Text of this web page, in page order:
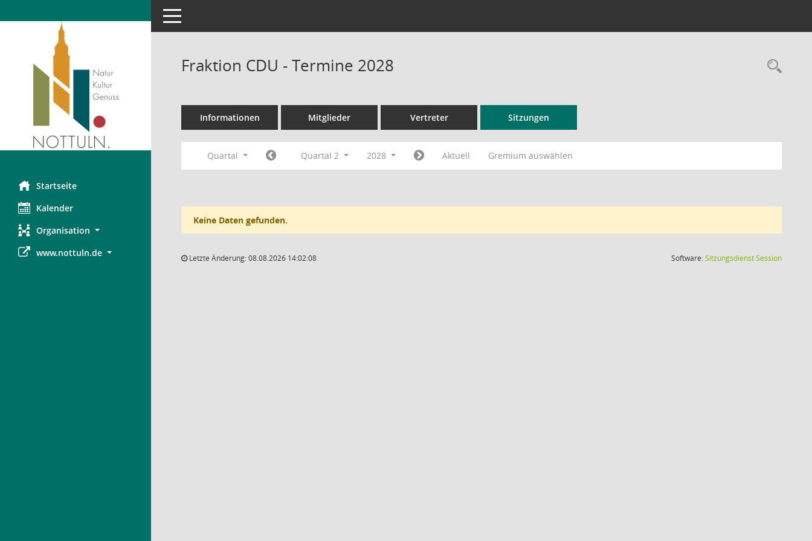
Startseite
Kalender
Organisation
www.nottuln.de
Toggle navigation
Fraktion CDU - Termine 2028
Informationen Mitglieder Vertreter Sitzungen
Quartal Quartal 2 2028 Aktuell Gremium auswählen
Keine Daten gefunden.
Letzte Änderung: 08.08.2026 14:02:08 Software:SitzungsdienstSession(Wird in